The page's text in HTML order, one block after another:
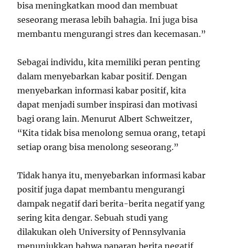
bisa meningkatkan mood dan membuat
seseorang merasa lebih bahagia. Ini juga bisa
membantu mengurangi stres dan kecemasan.”
Sebagai individu, kita memiliki peran penting
dalam menyebarkan kabar positif. Dengan
menyebarkan informasi kabar positif, kita
dapat menjadi sumber inspirasi dan motivasi
bagi orang lain. Menurut Albert Schweitzer,
“Kita tidak bisa menolong semua orang, tetapi
setiap orang bisa menolong seseorang.”
Tidak hanya itu, menyebarkan informasi kabar
positif juga dapat membantu mengurangi
dampak negatif dari berita-berita negatif yang
sering kita dengar. Sebuah studi yang
dilakukan oleh University of Pennsylvania
menunjukkan bahwa paparan berita negatif